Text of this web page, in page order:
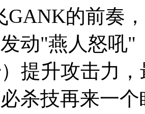
GANK的前奏
动"燕人怒吼"
提升攻击力
杀技再来一